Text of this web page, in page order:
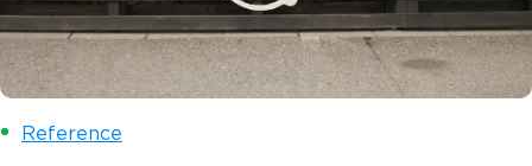
Reference